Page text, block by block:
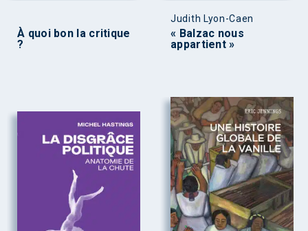
À quoi bon la critique
?
Judith Lyon-Caen
« Balzac nous
appartient »